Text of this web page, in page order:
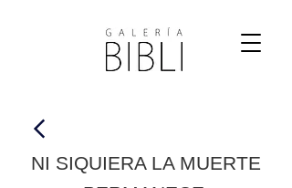
NI SIQUIERA LA MUERTE